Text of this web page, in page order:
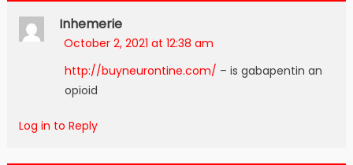
Inhemerie
October 2, 2021 at 12:38 am
http://buyneurontine.com/ – is gabapentin an
opioid
Log in to Reply